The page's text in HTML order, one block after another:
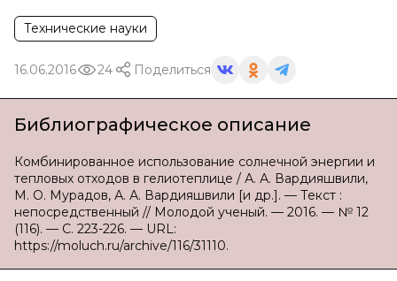
Технические науки
16.06.2016 24 Поделиться
Библиографическое описание
Комбинированное использование солнечной энергии и
тепловых отходов в гелиотеплице / А. А. Вардияшвили,
М. О. Мурадов, А. А. Вардияшвили [и др.]. — Текст :
непосредственный // Молодой ученый. — 2016. — № 12
(116). — С. 223-226. — URL:
https://moluch.ru/archive/116/31110.